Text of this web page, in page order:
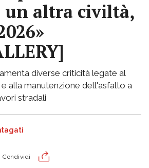
un altra civiltà,
diverse criticità legate al
alla manutenzione dell'asfalto a
stradali
Condividi